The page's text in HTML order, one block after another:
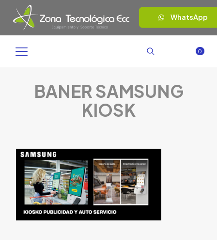
WhatsApp
0
BANER SAMSUNG
KIOSK